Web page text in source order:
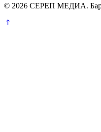
© 2026 СЕРЕП МЕДИА.